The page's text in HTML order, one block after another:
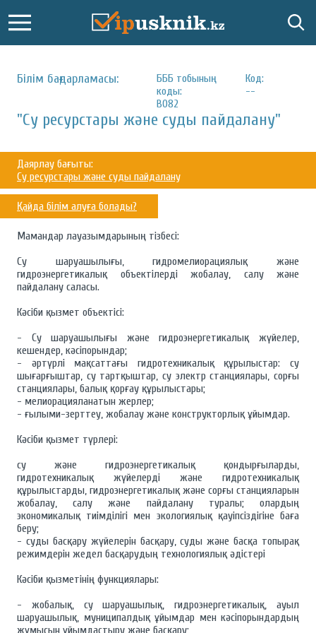
Білім бағдарламасы:
БББ тобының
коды:
B082
Код:
--
"Су ресурстары және суды пайдалану"
Даярлау бағыты:
Су ресурстары және суды пайдалану
Қайда білім алуға болады?
Мамандар лауазымдарының тізбесі:
Су шаруашылығы, гидромелиорациялық және
гидроэнергетикалық объектілерді жобалау, салу және
пайдалану саласы.
Кәсіби қызмет объектісі:
- Су шаруашылығы және гидроэнергетикалық жүйелер,
кешендер, кәсіпорындар;
- әртүрлі мақсаттағы гидротехникалық құрылыстар: су
шығарғыштар, су тартқыштар, су электр станциялары, сорғы
станциялары, балық қорғау құрылыстары;
- мелиорацияланатын жерлер;
- ғылыми-зерттеу, жобалау және конструкторлық ұйымдар.
Кәсіби қызмет түрлері:
су және гидроэнергетикалық қондырғыларды,
гидротехникалық жүйелерді және гидротехникалық
құрылыстарды, гидроэнергетикалық және сорғы станцияларын
жобалау, салу және пайдалану туралы; олардың
экономикалық тиімділігі мен экологиялық қауіпсіздігіне баға
беру;
- суды басқару жүйелерін басқару, суды және басқа топырақ
режимдерін жедел басқарудың технологиялық әдістері
Кәсіби қызметінің функциялары:
- жобалық, су шаруашылық, гидроэнергетикалық, ауыл
шаруашылық, муниципалдық ұйымдар мен кәсіпорындардың
жұмысын ұйымдастыру және басқару;